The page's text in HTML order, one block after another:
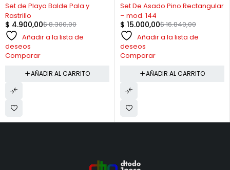
Set de Playa Balde Pala y
Rastrillo
$8.300,00
$ 4.900,00
Añadir a la lista de
deseos
Comparar
AÑADIR AL CARRITO
Set De Asado Pino Rectangular
– mod. 144
$16.840,00
$ 15.000,00
Añadir a la lista de
deseos
Comparar
AÑADIR AL CARRITO